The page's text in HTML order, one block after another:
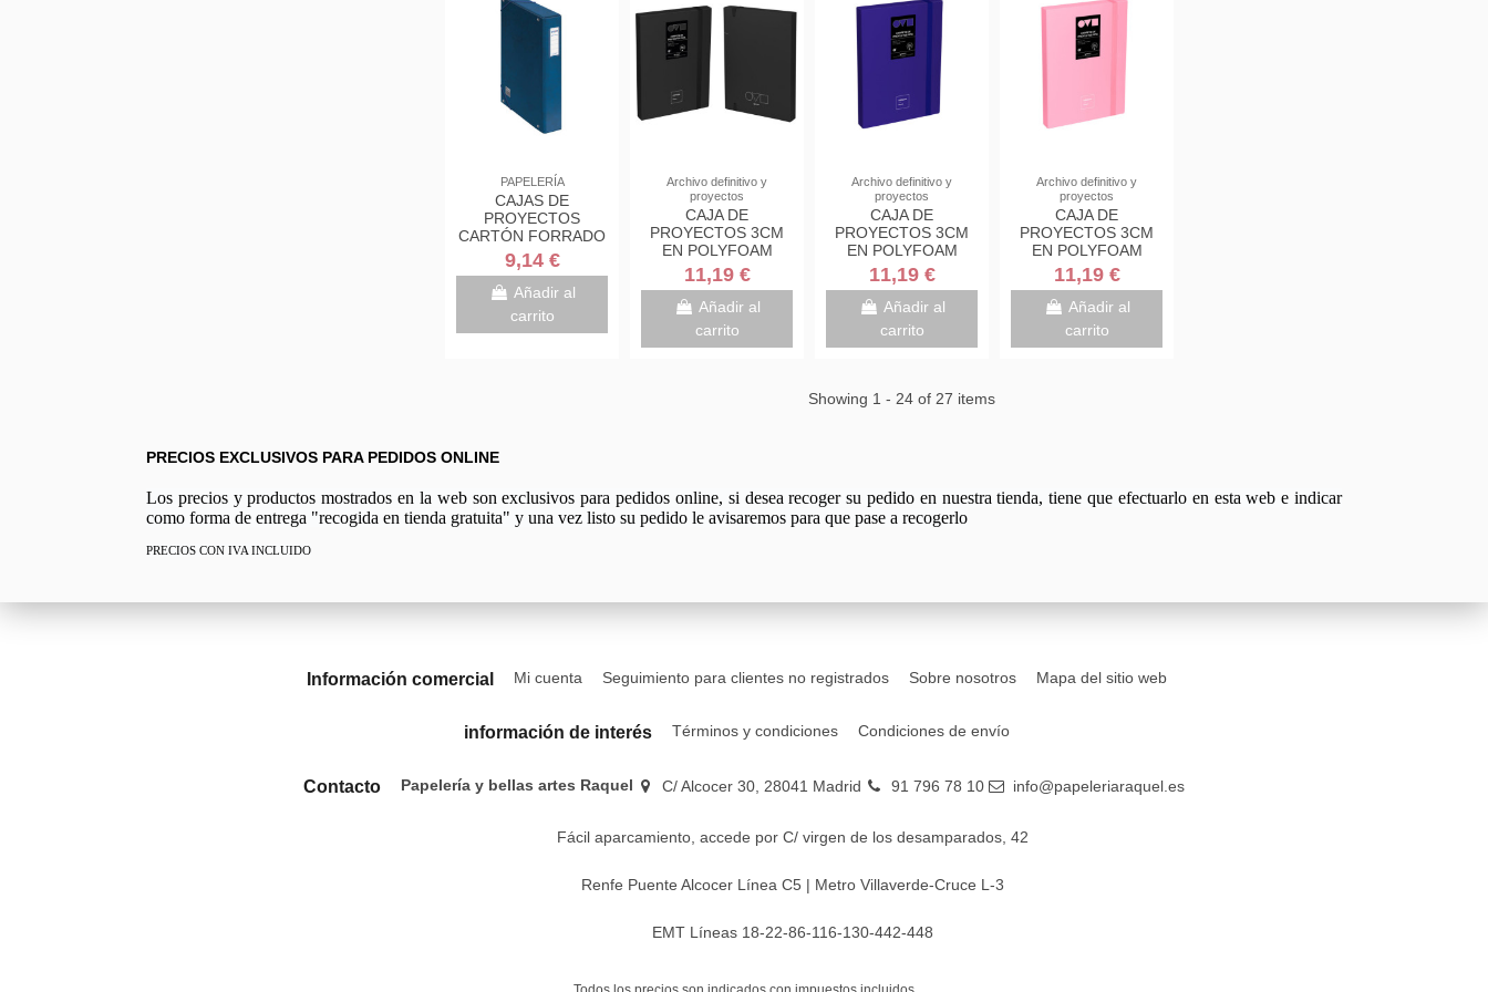
PAPELERÍA
CAJAS DE
PROYECTOS
CARTÓN FORRADO
LOMO DE 5 CM
AZUL CON
ETIQUETA
245X350X50 DOHE
09728
9,14 €
Añadir al
carrito
Archivo definitivo y
proyectos
CAJA DE
PROYECTOS 3CM
EN POLYFOAM
UNEQUAL MINIMAL
NEGRO
GRAFOPLAS
91271010
11,19 €
Añadir al
carrito
Archivo definitivo y
proyectos
CAJA DE
PROYECTOS 3CM
EN POLYFOAM
UNEQUAL MINIMAL
AZUL GRAFOPLAS
91271030
11,19 €
Añadir al
carrito
Archivo definitivo y
proyectos
CAJA DE
PROYECTOS 3CM
EN POLYFOAM
UNEQUAL MINIMAL
ROSA GRAFOPLAS
91271053
11,19 €
Añadir al
carrito
Showing 1 - 24 of 27 items
PRECIOS EXCLUSIVOS PARA PEDIDOS ONLINE
Los precios y productos mostrados en la web son exclusivos para pedidos online, si desea recoger su pedido en nuestra tienda, tiene que efectuarlo en esta web e indicar
como forma de entrega "recogida en tienda gratuita" y una vez listo su pedido le avisaremos para que pase a recogerlo
PRECIOS CON IVA INCLUIDO
Información comercial Mi cuenta Seguimiento para clientes no registrados Sobre nosotros Mapa del sitio web
información de interés Términos y condiciones Condiciones de envío
Contacto Papelería y bellas artes Raquel C/ Alcocer 30, 28041 Madrid 91 796 78 10 info@papeleriaraquel.es
Fácil aparcamiento, accede por C/ virgen de los desamparados, 42
Renfe Puente Alcocer Línea C5 | Metro Villaverde-Cruce L-3
EMT Líneas 18-22-86-116-130-442-448